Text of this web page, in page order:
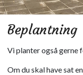
Beplantning
Vi planter også gerne
Om du skal have sat